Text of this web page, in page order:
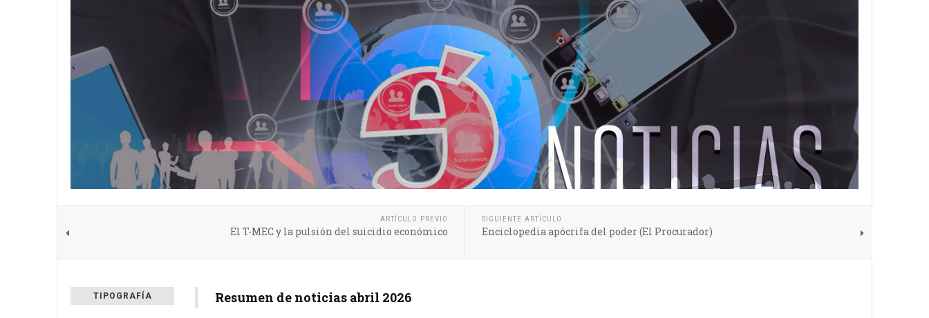
ARTÍCULO PREVIO
El T-MEC y la pulsión del suicidio económico
SIGUIENTE ARTÍCULO
Enciclopedia apócrifa del poder (El Procurador)
TIPOGRAFÍA Resumen de noticias abril 2026